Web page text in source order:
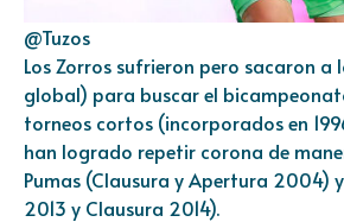
@Tuzos
Los Zorros sufrieron pero sacaron a
global) para buscar el
torneos cortos (incorporados en
han logrado repetir corona de
Pumas (Clausura y Apertura 2004)
2013 y Clausura 2014).